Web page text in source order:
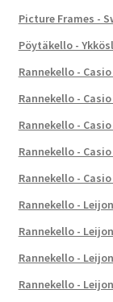
Picture Frames -
Pöytäkello -
Rannekello -
Rannekello -
Rannekello -
Rannekello -
Rannekello -
Rannekello -
Rannekello -
Rannekello -
Rannekello -